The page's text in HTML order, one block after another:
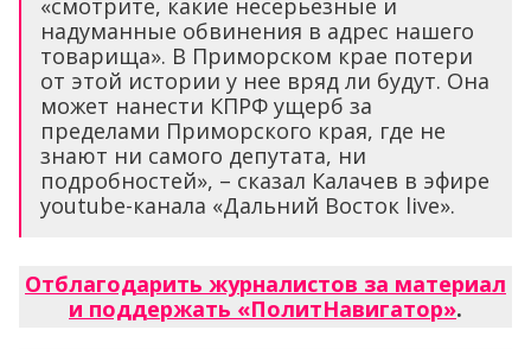
«смотрите, какие несерьезные и
надуманные обвинения в адрес нашего
товарища». В Приморском крае потери
от этой истории у нее вряд ли будут. Она
может нанести КПРФ ущерб за
пределами Приморского края, где не
знают ни самого депутата, ни
подробностей», – сказал Калачев в эфире
youtube-канала «Дальний Восток live».
Отблагодарить журналистов за материал
и поддержать «ПолитНавигатор».